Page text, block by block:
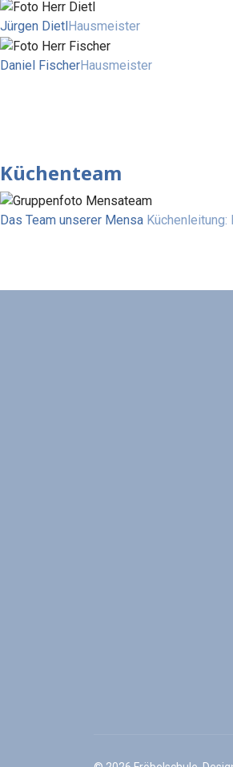
Jürgen DietlHausmeister
Daniel FischerHausmeister
Küchenteam
Das Team unserer Mensa Küchenleitung: